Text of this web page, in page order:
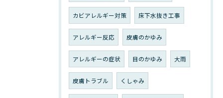
カビアレルギー対策 床下水抜き工事
アレルギー反応 皮膚のかゆみ
アレルギーの症状 目のかゆみ 大雨
皮膚トラブル くしゃみ